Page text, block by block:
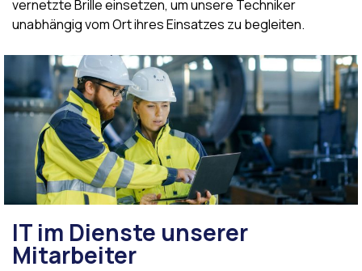
vernetzte Brille einsetzen, um unsere Techniker
unabhängig vom Ort ihres Einsatzes zu begleiten.
IT im Dienste unserer
Mitarbeiter